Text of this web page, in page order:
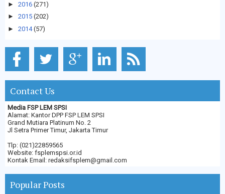
► 2016 (271)
► 2015 (202)
► 2014 (57)
Contact Us
Media FSP LEM SPSI
Alamat: Kantor DPP FSP LEM SPSI
Grand Mutiara Platinum No. 2
Jl Setra Primer Timur, Jakarta Timur
Tlp: (021)22859565
Website: fsplemspsi.or.id
Kontak Email: redaksifsplem@gmail.com
Popular Posts